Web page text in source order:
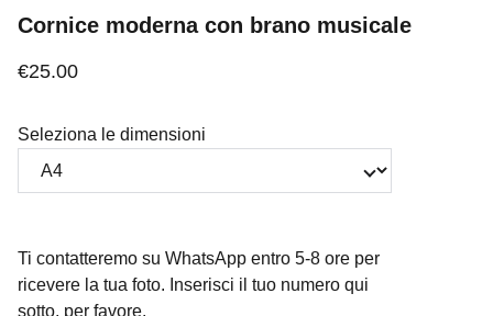
Cornice moderna con brano musicale
€25.00
Seleziona le dimensioni
Ti contatteremo su WhatsApp entro 5-8 ore per
ricevere la tua foto. Inserisci il tuo numero qui
sotto, per favore.